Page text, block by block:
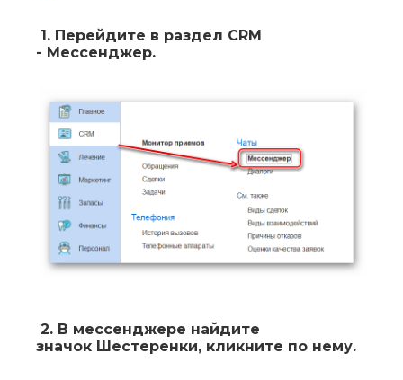
1. Перейдите в раздел CRM
- Мессенджер.
2. В мессенджере найдите
значок Шестеренки, кликните по нему.